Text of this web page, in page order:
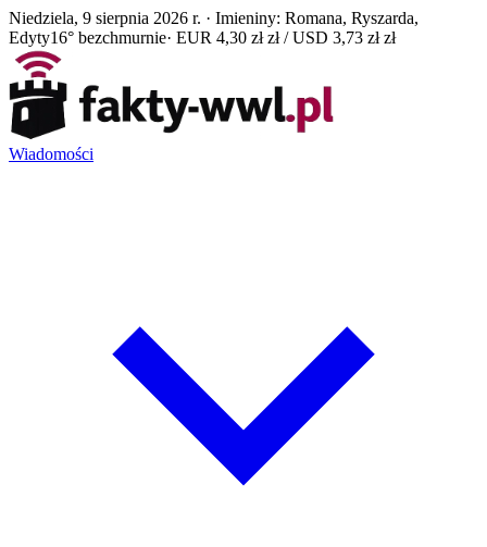
Niedziela, 9 sierpnia 2026 r. · Imieniny: Romana, Ryszarda,
Edyty16° bezchmurnie· EUR 4,30 zł zł / USD 3,73 zł zł
Wiadomości